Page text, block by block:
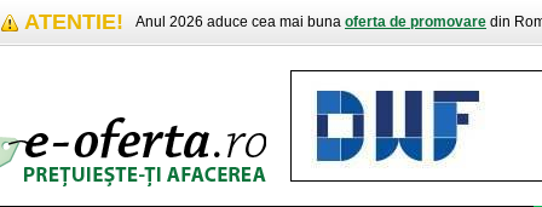
ATENTIE! Anul 2026 aduce cea mai buna oferta de promovare din